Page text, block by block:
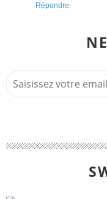
Répondre